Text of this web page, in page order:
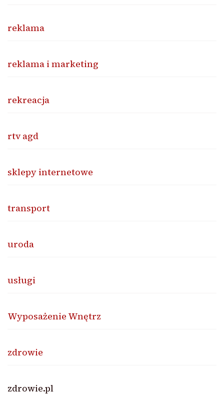
reklama
reklama i marketing
rekreacja
rtv agd
sklepy internetowe
transport
uroda
usługi
Wyposażenie Wnętrz
zdrowie
zdrowie.pl